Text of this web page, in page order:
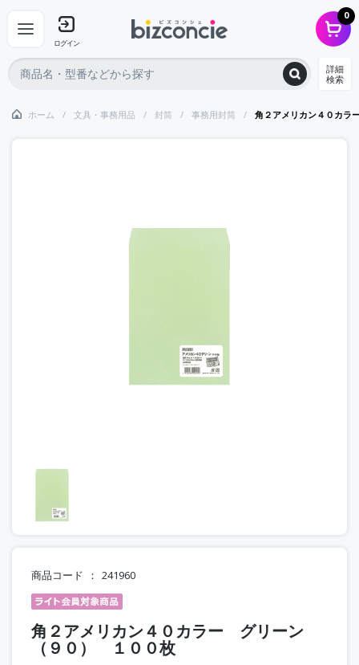
ログイン
0
詳細
検索
ホーム 文具・事務用品 封筒 事務用封筒 角２アメリカン４０カ
商品コード 241960
角２アメリカン４０カラー グリーン
（９０） １００枚